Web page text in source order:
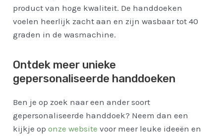
product van hoge kwaliteit. De handdoeken
voelen heerlijk zacht aan en zijn wasbaar tot 40
graden in de wasmachine.
Ontdek meer unieke
gepersonaliseerde handdoeken
Ben je op zoek naar een ander soort
gepersonaliseerde handdoek? Neem dan een
kijkje oponze website voor meer leuke ideeën en